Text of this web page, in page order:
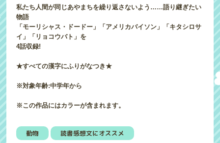
私たち人間が同じあやまちを繰り返さないよう……語り継ぎたい
物語
「モーリシャス・ドードー」「アメリカバイソン」「キタシロサ
イ」「リョコウバト」を
4話収録!
★すべての漢字にふりがなつき★
※対象年齢:中学年から
※この作品にはカラーが含まれます。
動物 読書感想文にオススメ